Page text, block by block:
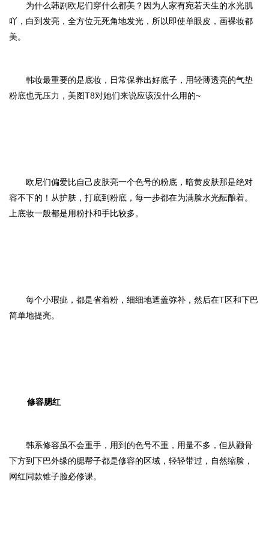
为什么韩剧欧尼们穿什么都美？因为人家有宛若天生的水光肌
吖，白到发亮，全方位无死角地发光，所以即使单眼皮，画裸妆都
美。
韩妆最重要的是底妆，日常保养出好底子，用轻薄透亮的气垫
粉底也无压力，美图T8对她们来说应该没什么用的~
欧尼们偏爱比自己皮肤亮一个色号的粉底，暗黄皮肤那是绝对
容不下的！从护肤，打底到粉底，每一步都在为满脸水光酝酿着。
上底妆一般都是用粉扑和手比较多。
每个小瑕疵，都是省着粉，细细地遮盖弥补，然后在T区和下巴
简单地提亮。
修容腮红
韩系修容虽不会重手，用到的色号不重，用量不多，但从颧骨
下方到下巴外缘的腮帮子都是修容的区域，轻轻带过，自然缩脸，
网红同款锥子脸必修课。